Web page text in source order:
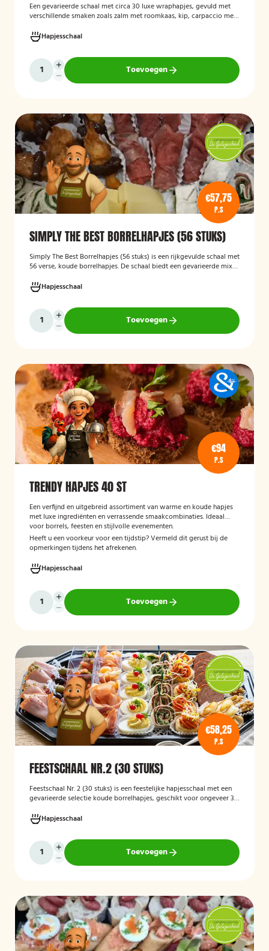
Een gevarieerde schaal met circa 30 luxe wraphapjes, gevuld met
verschillende smaken zoals zalm met roomkaas, kip, carpaccio met
Ideaal als borrelhapje voor feestjes, recepties of zakelijke
bijeenkomsten. De wraps zijn vers bereid en aantrekkelijk
gepresenteerd op een serveerschaal.
Hapjesschaal
Toevoegen
€57,75
P.S
SIMPLY THE BEST BORRELHAPJES (56 STUKS)
Simply The Best Borrelhapjes (56 stuks) is een rijkgevulde schaal met
56 verse, koude borrelhapjes. De schaal biedt een gevarieerde mix
recepties en andere bijeenkomsten. De hapjes worden kant-en-klaar
geleverd, zodat u zonder voorbereiding uw gasten kunt trakteren op
een smakelijke en verzorgde borrelplank.
Hapjesschaal
Toevoegen
€94
P.S
TRENDY HAPJES 40 ST
Een verfijnd en uitgebreid assortiment van warme en koude hapjes
met luxe ingrediënten en verrassende smaakcombinaties. Ideaal
voor borrels, feesten en stijlvolle evenementen.
Heeft u een voorkeur voor een tijdstip? Vermeld dit gerust bij de
opmerkingen tijdens het afrekenen.
Hapjesschaal
Toevoegen
€58,25
P.S
FEESTSCHAAL NR.2 (30 STUKS)
Feestschaal Nr. 2 (30 stuks) is een feestelijke hapjesschaal met een
gevarieerde selectie koude borrelhapjes, geschikt voor ongeveer 30
feestelijke gelegenheden en biedt een gemakkelijke, kant-en-klare
oplossing voor het serveren van smakelijke hapjes aan uw gasten.
Hapjesschaal
Toevoegen